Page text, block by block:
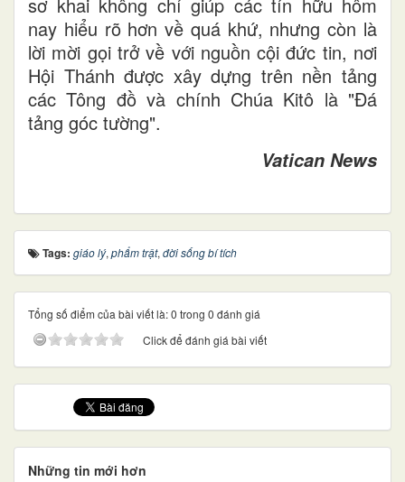
nay hiểu rõ hơn về quá khứ, nhưng còn là
lời mời gọi trở về với nguồn cội đức tin, nơi
Hội Thánh được xây dựng trên nền tảng
các Tông đồ và chính Chúa Kitô là "Đá
tảng góc tường".
Vatican News
Tags: giáo lý, phẩm trật, đời sống bí tích
Tổng số điểm của bài viết là: 0 trong 0 đánh giá
Click để đánh giá bài viết
Những tin mới hơn